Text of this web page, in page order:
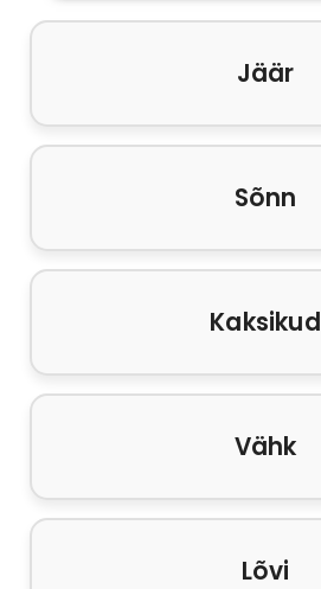
Jäär
Sõnn
Kaksikud
Vähk
Lõvi